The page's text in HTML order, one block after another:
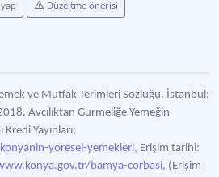
Düzeltme önerisi
ve Mutfak Terimleri Sözlüğü. İstanbul:
Avcılıktan Gurmeliğe Yemeğin
Yayınları;
yoresel-yemekleri, Erişim tarihi:
bamya-corbasi, (Erişim